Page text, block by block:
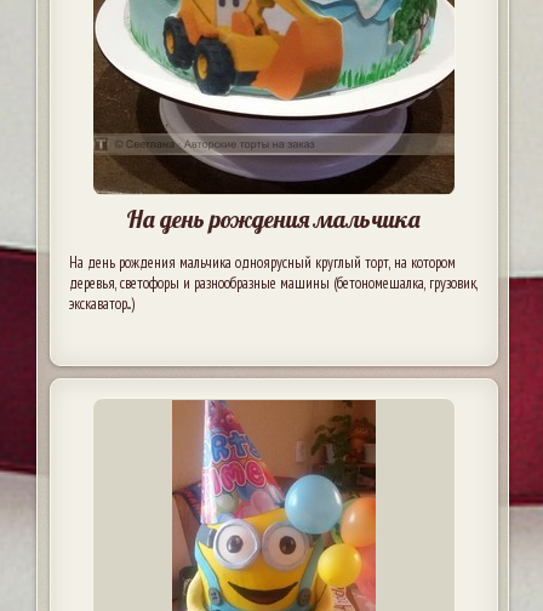
На день рождения мальчика
На день рождения мальчика одноярусный круглый торт, на котором
деревья, светофоры и разнообразные машины (бетономешалка, грузовик,
экскаватор...)